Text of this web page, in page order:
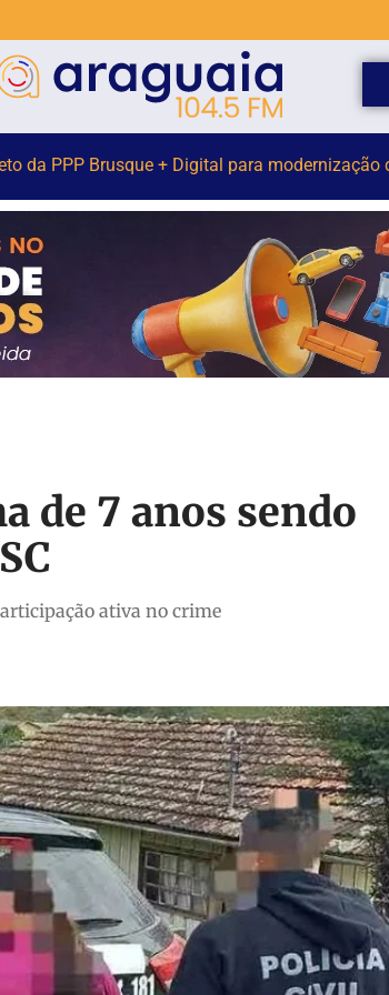
Gracher terá interdição nesta sexta-feira
de 7 anos sendo
ativa no crime